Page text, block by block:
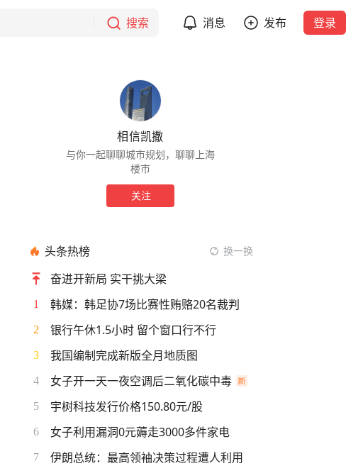
搜索 消息 发布 登录
相信凯撒
与你一起聊聊城市规划，聊聊上海
楼市
关注
头条热榜 换一换
奋进开新局 实干挑大梁
1 韩媒：韩足协7场比赛性贿赂20名裁判
2 银行午休1.5小时 留个窗口行不行
3 我国编制完成新版全月地质图
4 女子开一天一夜空调后二氧化碳中毒
5 宇树科技发行价格150.80元/股
6 女子利用漏洞0元薅走3000多件家电
7 伊朗总统：最高领袖决策过程遭人利用